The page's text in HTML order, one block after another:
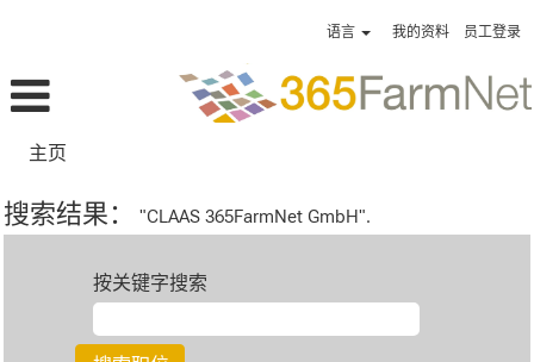
语言 我的资料 员工登录
主页
搜索结果： "CLAAS 365FarmNet GmbH".
按关键字搜索